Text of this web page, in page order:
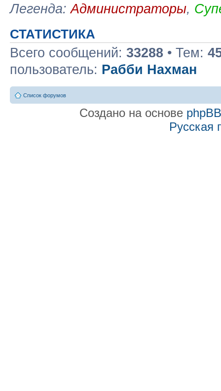
Легенда:Администраторы,
СТАТИСТИКА
Всего сообщений: 33288 • Тем:
пользователь: Рабби Нахман
Список форумов
Создано на основе phpBB
Русская